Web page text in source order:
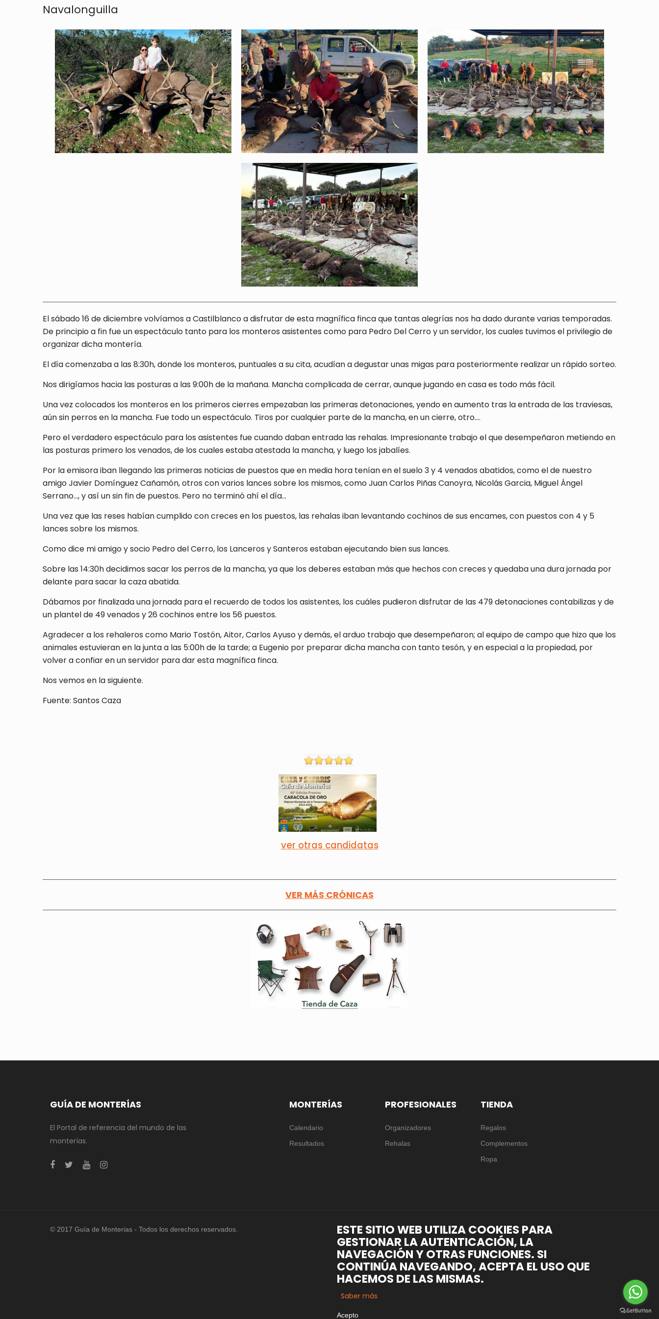
Navalonguilla
El sábado 16 de diciembre volvíamos a Castilblanco a disfrutar de esta magnífica finca que tantas alegrías nos ha dado durante varias temporadas.
De principio a fin fue un espectáculo tanto para los monteros asistentes como para Pedro Del Cerro y un servidor, los cuales tuvimos el privilegio de
organizar dicha montería.
El día comenzaba a las 8:30h, donde los monteros, puntuales a su cita, acudían a degustar unas migas para posteriormente realizar un rápido sorteo.
Nos dirigíamos hacia las posturas a las 9:00h de la mañana. Mancha complicada de cerrar, aunque jugando en casa es todo más fácil.
Una vez colocados los monteros en los primeros cierres empezaban las primeras detonaciones, yendo en aumento tras la entrada de las traviesas,
aún sin perros en la mancha. Fue todo un espectáculo. Tiros por cualquier parte de la mancha, en un cierre, otro….
Pero el verdadero espectáculo para los asistentes fue cuando daban entrada las rehalas. Impresionante trabajo el que desempeñaron metiendo en
las posturas primero los venados, de los cuales estaba atestada la mancha, y luego los jabalíes.
Por la emisora iban llegando las primeras noticias de puestos que en media hora tenían en el suelo 3 y 4 venados abatidos, como el de nuestro
amigo Javier Domínguez Cañamón, otros con varios lances sobre los mismos, como Juan Carlos Piñas Canoyra, Nicolás Garcia, Miguel Ángel
Serrano…, y así un sin fin de puestos. Pero no terminó ahí el día…
Una vez que las reses habían cumplido con creces en los puestos, las rehalas iban levantando cochinos de sus encames, con puestos con 4 y 5
lances sobre los mismos.
Como dice mi amigo y socio Pedro del Cerro, los Lanceros y Santeros estaban ejecutando bien sus lances.
Sobre las 14:30h decidimos sacar los perros de la mancha, ya que los deberes estaban más que hechos con creces y quedaba una dura jornada por
delante para sacar la caza abatida.
Dábamos por finalizada una jornada para el recuerdo de todos los asistentes, los cuáles pudieron disfrutar de las 479 detonaciones contabilizas y de
un plantel de 49 venados y 26 cochinos entre los 56 puestos.
Agradecer a los rehaleros como Mario Tostón, Aitor, Carlos Ayuso y demás, el arduo trabajo que desempeñaron; al equipo de campo que hizo que los
animales estuvieran en la junta a las 5:00h de la tarde; a Eugenio por preparar dicha mancha con tanto tesón, y en especial a la propiedad, por
volver a confiar en un servidor para dar esta magnífica finca.
Nos vemos en la siguiente.
Fuente: Santos Caza
ver otras candidatas
VER MÁS CRÓNICAS
GUÍA DE MONTERÍAS
El Portal de referencia del mundo de las
monterías.
MONTERÍAS
Calendario
Resultados
PROFESIONALES
Organizadores
Rehalas
TIENDA
Regalos
Complementos
Ropa
© 2017 Guía de Monterias - Todos los derechos reservados. ESTE SITIO WEB UTILIZA COOKIES PARA
GESTIONAR LA AUTENTICACIÓN, LA
NAVEGACIÓN Y OTRAS FUNCIONES. SI
CONTINÚA NAVEGANDO, ACEPTA EL USO QUE
HACEMOS DE LAS MISMAS.
Saber más
Acepto